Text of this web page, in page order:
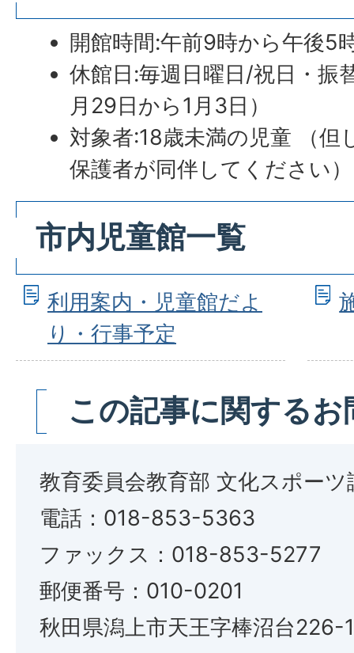
開館時間:午前9時から午後5
休館日:毎週日曜日/祝日・振
月29日から1月3日）
対象者:18歳未満の児童 （但
保護者が同伴してください）
市内児童館一覧
利用案内・児童館だよ
り・行事予定
この記事に関する
教育委員会教育部 文化スポー
電話：018-853-5363
ファックス：018-853-5277
郵便番号：010-0201
秋田県潟上市天王字棒沼台226-1